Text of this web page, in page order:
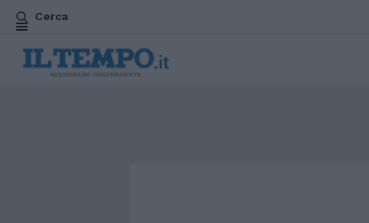
Cerca